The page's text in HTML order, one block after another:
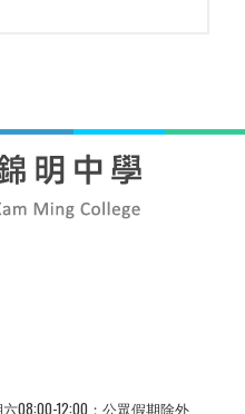
08:00-12:00；公眾假期除外